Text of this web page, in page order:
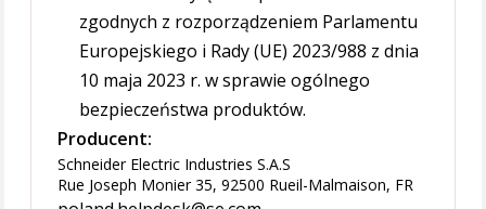
zgodnych z rozporządzeniem Parlamentu
Europejskiego i Rady (UE) 2023/988 z dnia
10 maja 2023 r. w sprawie ogólnego
bezpieczeństwa produktów.
Producent:
Schneider Electric Industries S.A.S
Rue Joseph Monier 35, 92500 Rueil-Malmaison, FR